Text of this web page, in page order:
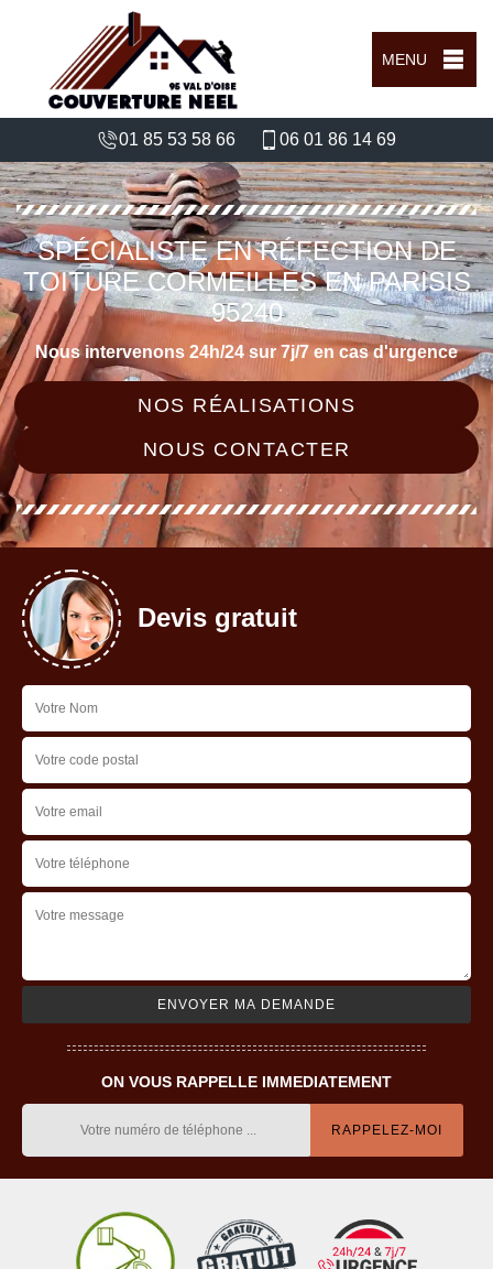
MENU
01 85 53 58 66 06 01 86 14 69
SPÉCIALISTE EN RÉFECTION DE
TOITURE CORMEILLES EN PARISIS
95240
Nous intervenons 24h/24 sur 7j/7 en cas d'urgence
NOS RÉALISATIONS
NOUS CONTACTER
Devis gratuit
ON VOUS RAPPELLE IMMEDIATEMENT